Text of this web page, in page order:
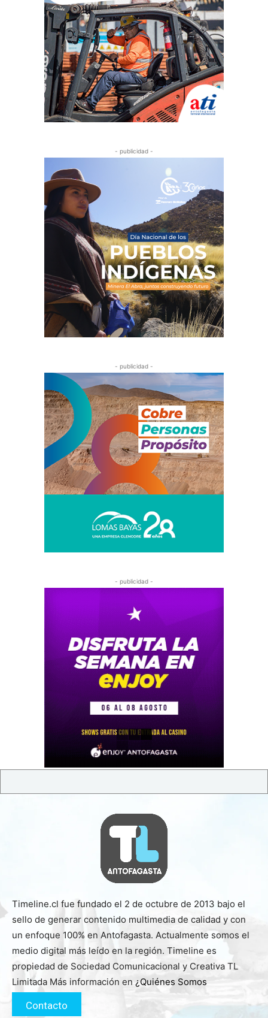
- publicidad -
- publicidad -
- publicidad -
Timeline.cl fue fundado el 2 de octubre de 2013 bajo el
sello de generar contenido multimedia de calidad y con
un enfoque 100% en Antofagasta. Actualmente somos el
medio digital más leído en la región. Timeline es
propiedad de Sociedad Comunicacional y Creativa TL
Limitada Más información en ¿Quiénes Somos
Contacto